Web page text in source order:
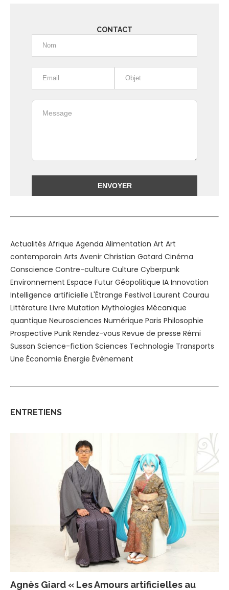
CONTACT
Actualités Afrique Agenda Alimentation Art Art
contemporain Arts Avenir Christian Gatard Cinéma
Conscience Contre-culture Culture Cyberpunk
Environnement Espace Futur Géopolitique IA Innovation
Intelligence artificielle L'Étrange Festival Laurent Courau
Littérature Livre Mutation Mythologies Mécanique
quantique Neurosciences Numérique Paris Philosophie
Prospective Punk Rendez-vous Revue de presse Rémi
Sussan Science-fiction Sciences Technologie Transports
Une Économie Énergie Évènement
ENTRETIENS
Agnès Giard « Les Amours artificielles au